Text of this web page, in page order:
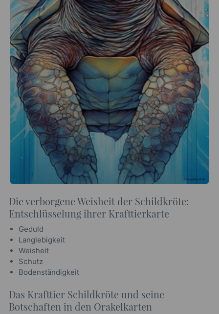
Die verborgene Weisheit der Schildkröte:
Entschlüsselung ihrer Krafttierkarte
Geduld
Langlebigkeit
Weisheit
Schutz
Bodenständigkeit
Das Krafttier Schildkröte und seine
Botschaften in den Orakelkarten